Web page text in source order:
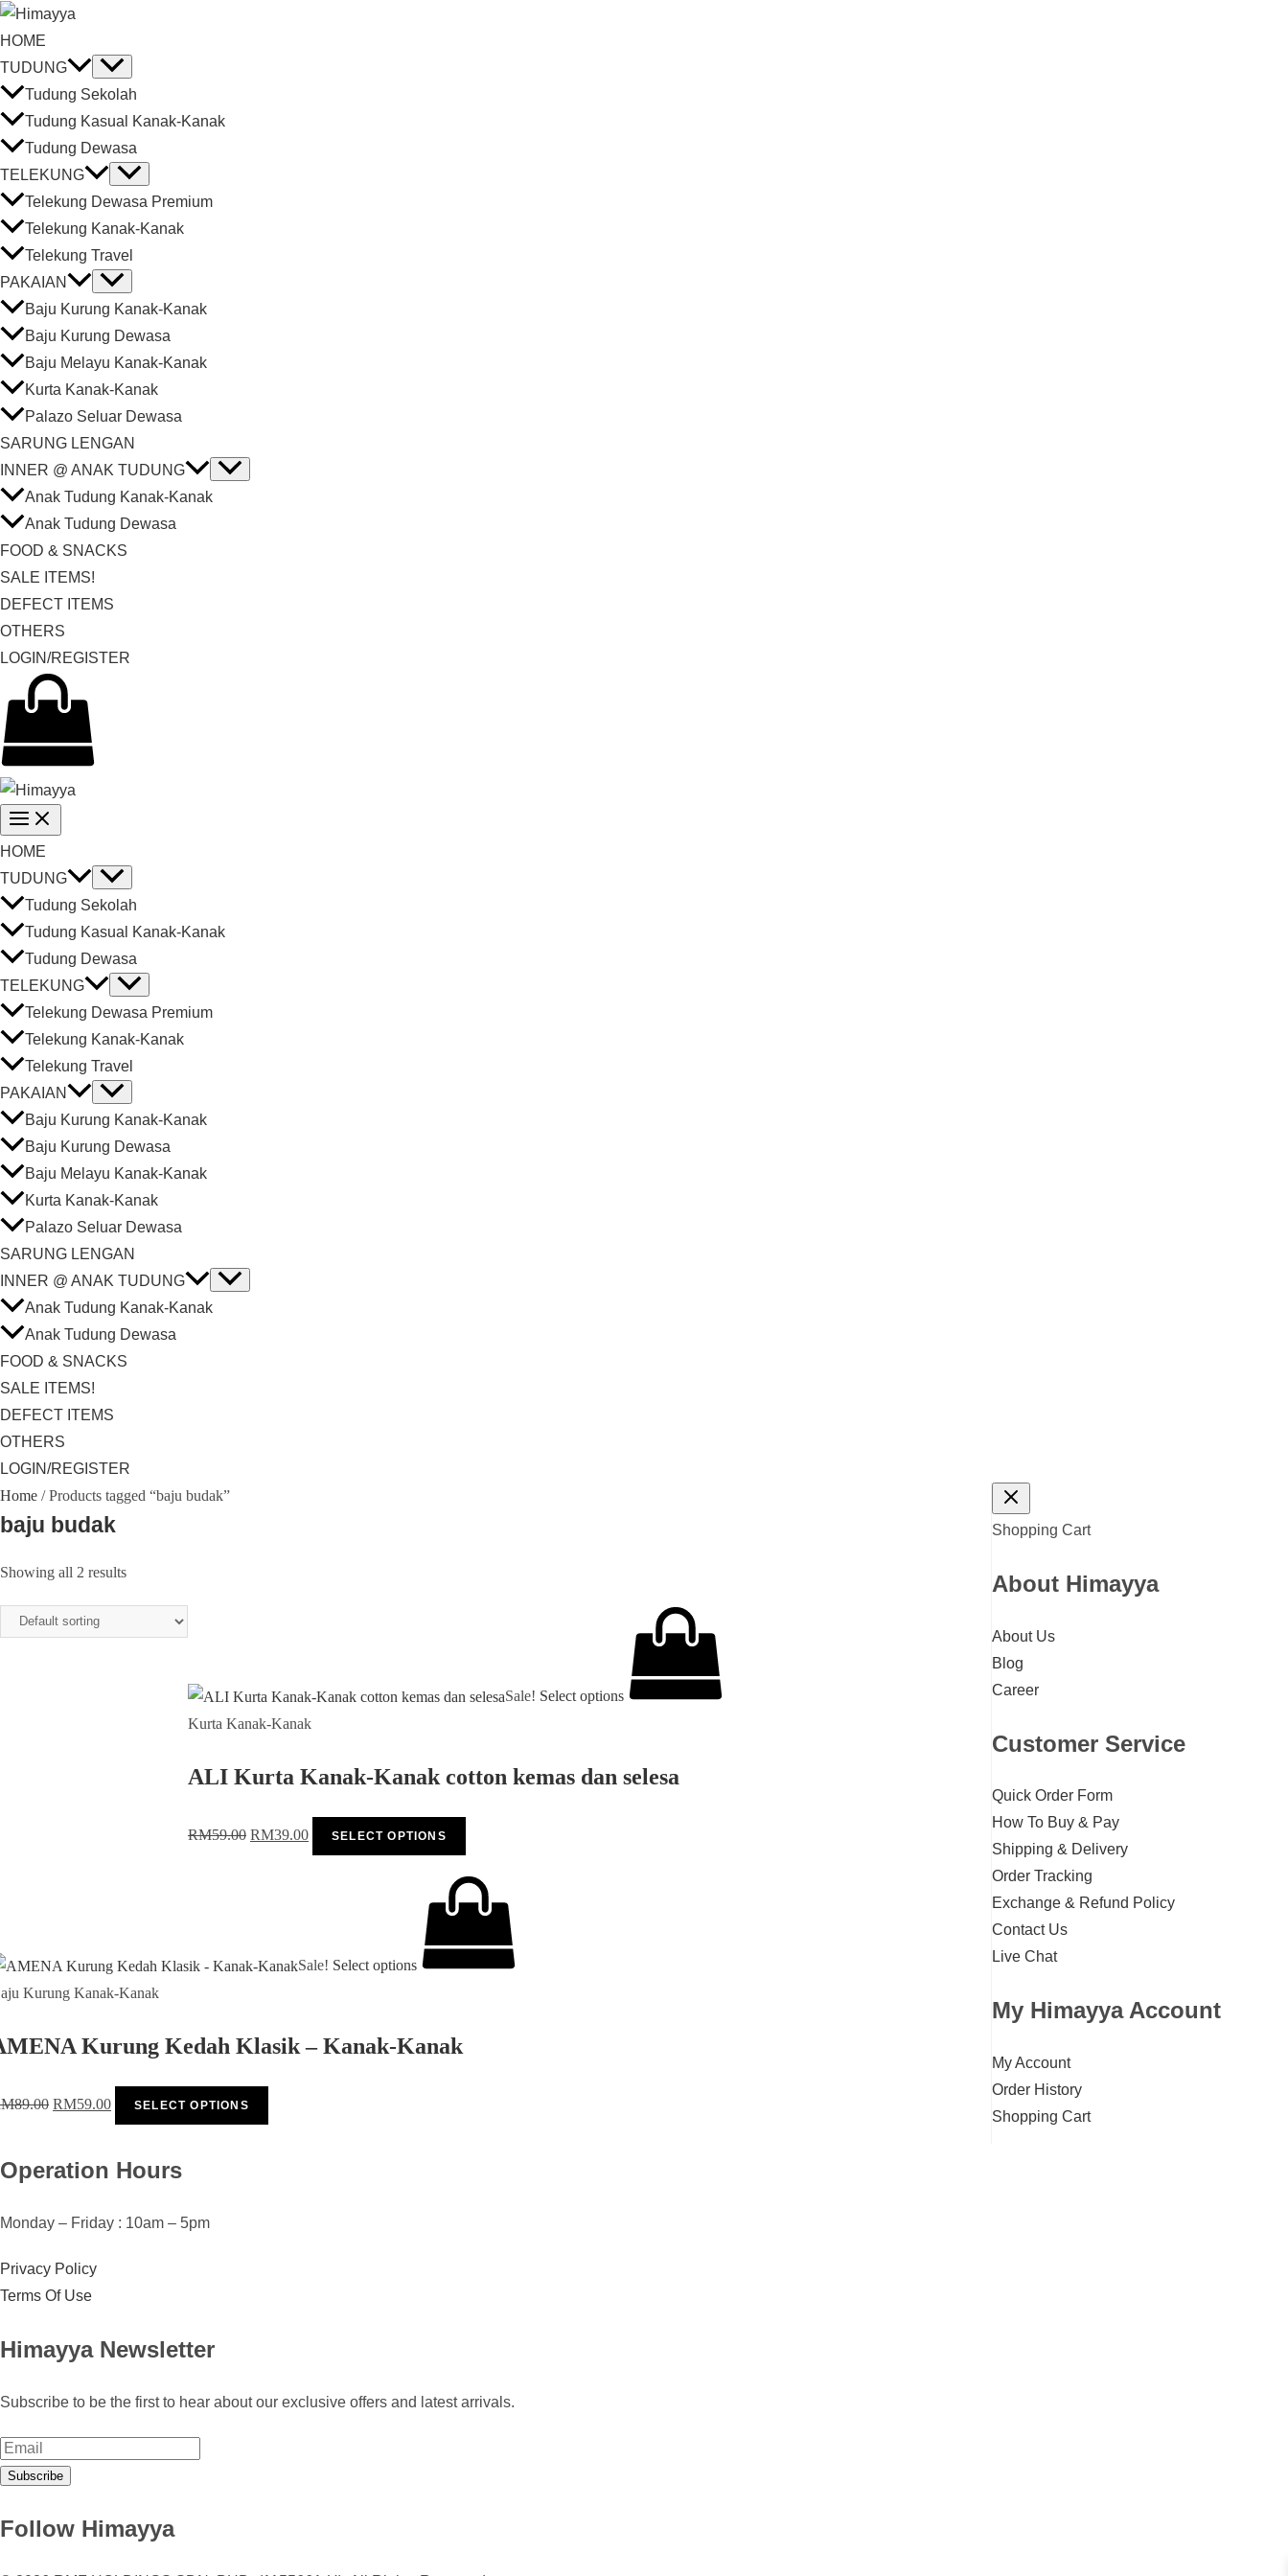
HOME
TUDUNG
Tudung Sekolah
Tudung Kasual Kanak-Kanak
Tudung Dewasa
TELEKUNG
Telekung Dewasa Premium
Telekung Kanak-Kanak
Telekung Travel
PAKAIAN
Baju Kurung Kanak-Kanak
Baju Kurung Dewasa
Baju Melayu Kanak-Kanak
Kurta Kanak-Kanak
Palazo Seluar Dewasa
SARUNG LENGAN
INNER @ ANAK TUDUNG
Anak Tudung Kanak-Kanak
Anak Tudung Dewasa
FOOD & SNACKS
SALE ITEMS!
DEFECT ITEMS
OTHERS
LOGIN/REGISTER
HOME
TUDUNG
Tudung Sekolah
Tudung Kasual Kanak-Kanak
Tudung Dewasa
TELEKUNG
Telekung Dewasa Premium
Telekung Kanak-Kanak
Telekung Travel
PAKAIAN
Baju Kurung Kanak-Kanak
Baju Kurung Dewasa
Baju Melayu Kanak-Kanak
Kurta Kanak-Kanak
Palazo Seluar Dewasa
SARUNG LENGAN
INNER @ ANAK TUDUNG
Anak Tudung Kanak-Kanak
Anak Tudung Dewasa
FOOD & SNACKS
SALE ITEMS!
DEFECT ITEMS
OTHERS
LOGIN/REGISTER
Home / Products tagged “baju budak”
baju budak
Showing all 2 results
Sale! Select options
Kurta Kanak-Kanak
ALI Kurta Kanak-Kanak cotton kemas dan selesa
RM59.00 RM39.00 SELECT OPTIONS
Sale! Select options
Kurung Kanak-Kanak
Kurung Kedah Klasik – Kanak-Kanak
89.00 RM59.00 SELECT OPTIONS
Shopping Cart
About Himayya
About Us
Blog
Career
Customer Service
Quick Order Form
How To Buy & Pay
Shipping & Delivery
Order Tracking
Exchange & Refund Policy
Contact Us
Live Chat
My Himayya Account
My Account
Order History
Shopping Cart
Operation Hours
Monday – Friday : 10am – 5pm
Privacy Policy
Terms Of Use
Himayya Newsletter
Subscribe to be the first to hear about our exclusive offers and latest arrivals.
Subscribe
Follow Himayya